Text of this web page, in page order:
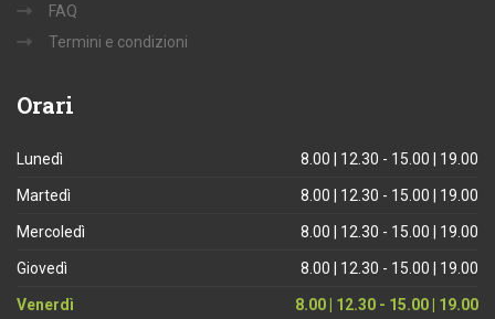
FAQ
Termini e condizioni
Orari
Lunedì 8.00 | 12.30 - 15.00 | 19.00
Martedì 8.00 | 12.30 - 15.00 | 19.00
Mercoledì 8.00 | 12.30 - 15.00 | 19.00
Giovedì 8.00 | 12.30 - 15.00 | 19.00
Venerdì 8.00 | 12.30 - 15.00 | 19.00